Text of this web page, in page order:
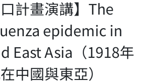
口計畫演講】The
epidemic in
East Asia（1918年
中國與東亞）